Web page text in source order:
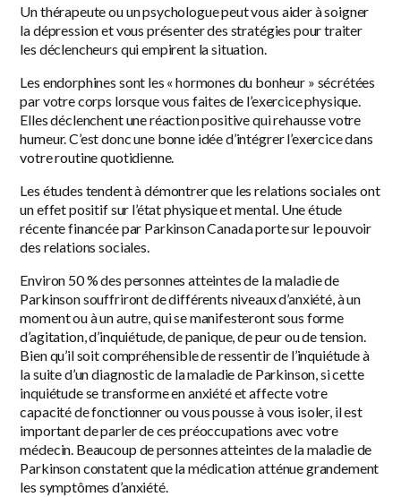
Un thérapeute ou un psychologue peut vous aider à soigner
la dépression et vous présenter des stratégies pour traiter
les déclencheurs qui empirent la situation.
Les endorphines sont les « hormones du bonheur » sécrétées
par votre corps lorsque vous faites de l’exercice physique.
Elles déclenchent une réaction positive qui rehausse votre
humeur. C’est donc une bonne idée d’intégrer l’exercice dans
votre routine quotidienne.
Les études tendent à démontrer que les relations sociales ont
un effet positif sur l’état physique et mental. Une étude
récente financée par Parkinson Canada porte sur le pouvoir
des relations sociales.
Environ 50 % des personnes atteintes de la maladie de
Parkinson souffriront de différents niveaux d’anxiété, à un
moment ou à un autre, qui se manifesteront sous forme
d’agitation, d’inquiétude, de panique, de peur ou de tension.
Bien qu’il soit compréhensible de ressentir de l’inquiétude à
la suite d’un diagnostic de la maladie de Parkinson, si cette
inquiétude se transforme en anxiété et affecte votre
capacité de fonctionner ou vous pousse à vous isoler, il est
important de parler de ces préoccupations avec votre
médecin. Beaucoup de personnes atteintes de la maladie de
Parkinson constatent que la médication atténue grandement
les symptômes d’anxiété.